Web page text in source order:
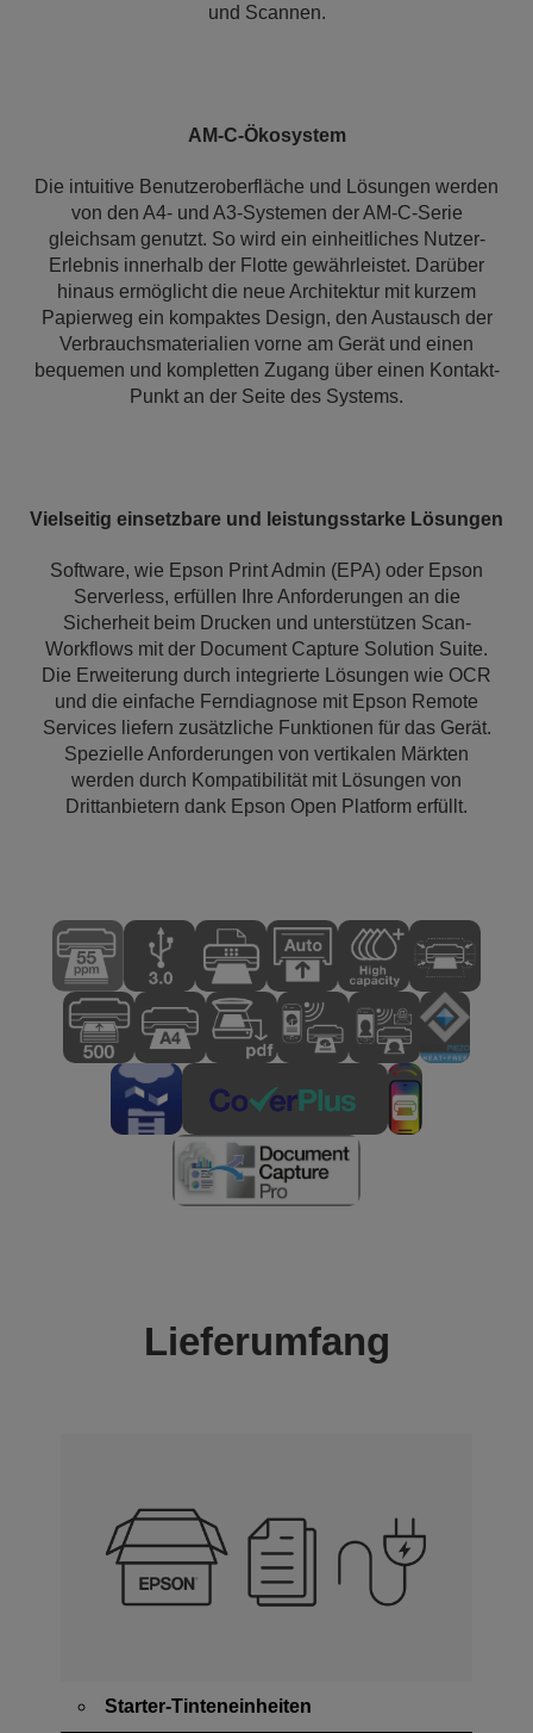
und Scannen.
AM-C-Ökosystem
Die intuitive Benutzeroberfläche und Lösungen werden
von den A4- und A3-Systemen der AM-C-Serie
gleichsam genutzt. So wird ein einheitliches Nutzer-
Erlebnis innerhalb der Flotte gewährleistet. Darüber
hinaus ermöglicht die neue Architektur mit kurzem
Papierweg ein kompaktes Design, den Austausch der
Verbrauchsmaterialien vorne am Gerät und einen
bequemen und kompletten Zugang über einen Kontakt-
Punkt an der Seite des Systems.
Vielseitig einsetzbare und leistungsstarke Lösungen
Software, wie Epson Print Admin (EPA) oder Epson
Serverless, erfüllen Ihre Anforderungen an die
Sicherheit beim Drucken und unterstützen Scan-
Workflows mit der Document Capture Solution Suite.
Die Erweiterung durch integrierte Lösungen wie OCR
und die einfache Ferndiagnose mit Epson Remote
Services liefern zusätzliche Funktionen für das Gerät.
Spezielle Anforderungen von vertikalen Märkten
werden durch Kompatibilität mit Lösungen von
Drittanbietern dank Epson Open Platform erfüllt.
Lieferumfang
Starter-Tinteneinheiten